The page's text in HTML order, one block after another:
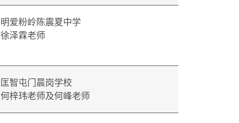
明爱粉岭陈震夏中学
徐泽霖老师
匡智屯门晨岗学校
何梓玮老师及何峰老师